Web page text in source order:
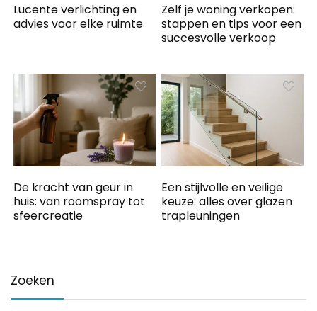
Lucente verlichting en
advies voor elke ruimte
Zelf je woning verkopen:
stappen en tips voor een
succesvolle verkoop
De kracht van geur in
huis: van roomspray tot
sfeercreatie
Een stijlvolle en veilige
keuze: alles over glazen
trapleuningen
Zoeken